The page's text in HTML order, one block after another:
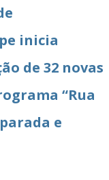
inicia
de 32 novas
“Rua
e